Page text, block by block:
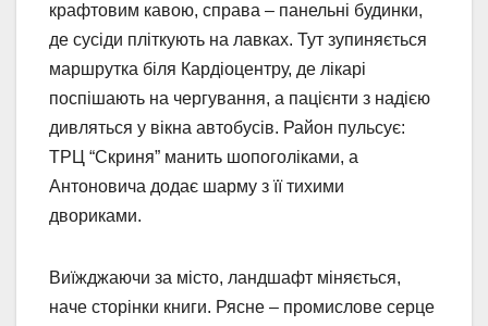
крафтовим кавою, справа – панельні будинки,
де сусіди пліткують на лавках. Тут зупиняється
маршрутка біля Кардіоцентру, де лікарі
поспішають на чергування, а пацієнти з надією
дивляться у вікна автобусів. Район пульсує:
ТРЦ “Скриня” манить шопоголіками, а
Антоновича додає шарму з її тихими
двориками.
Виїжджаючи за місто, ландшафт міняється,
наче сторінки книги. Рясне – промислове серце